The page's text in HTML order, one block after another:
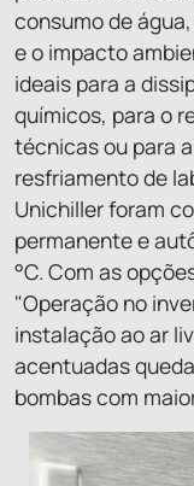
consumo de
e o impacto
ideais para a
químicos, para o
técnicas ou para
resfriamento de
Unichiller foram
permanente e
°C. Com as
"Operação no
instalação ao ar
acentuadas
bombas com